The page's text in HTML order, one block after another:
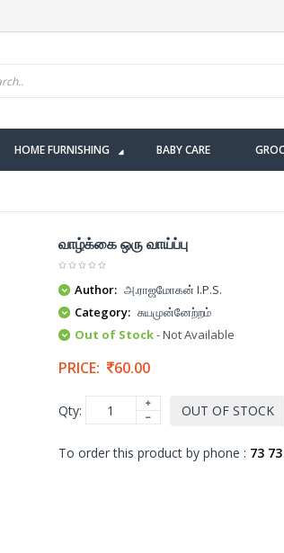
HOME FURNISHING BABY CARE
வாழ்க்கை ஒரு வாய்ப்பு
Author: அ.ராஜமோகன் I.P.S.
Category: சுயமுன்னேற்றம்
Out of Stock- Not Available
PRICE: 60.00
Qty: OUT OF STOCK
To order this product by phone : 73